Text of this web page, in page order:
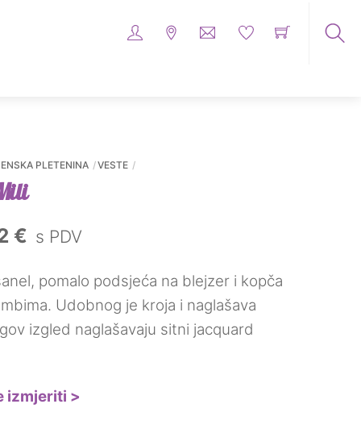
PLETENINA VESTE
€ Trenutna
je:
43,72 €.
s PDV
pomalo podsjeća na blejzer i kopča
Udobnog je kroja i naglašava
izgled naglašavaju sitni jacquard
izmjeriti >